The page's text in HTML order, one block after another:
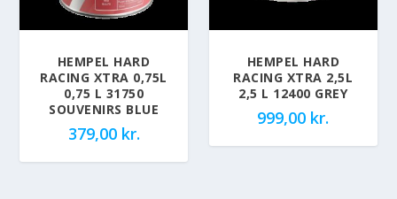
HEMPEL HARD
RACING XTRA 0,75L
0,75 L 31750
SOUVENIRS BLUE
379,00 kr.
HEMPEL HARD
RACING XTRA 2,5L
2,5 L 12400 GREY
999,00 kr.